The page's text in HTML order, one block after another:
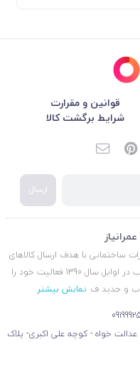
قوانین و مقرارت
شرایط برگشت کالا
ارسال
ساختمانی با هدف ارسال کالاهای
مورد نیاز مشتریان گرامی با قیمت بسیار مناسب در اوایل سال 1390 فعالیت خود را
نمایش بیشتر
عدالت خواه - کوچه علی اکبری- پلاک